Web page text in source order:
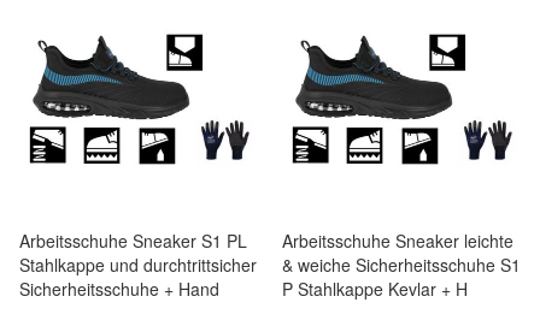
Arbeitsschuhe Sneaker S1 PL
Stahlkappe und durchtrittsicher
Sicherheitsschuhe + Hand
Arbeitsschuhe Sneaker leichte
& weiche Sicherheitsschuhe S1
P Stahlkappe Kevlar + H